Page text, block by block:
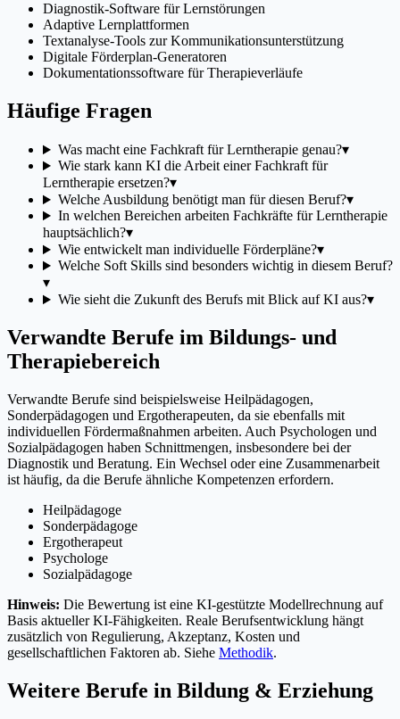
Diagnostik-Software für Lernstörungen
Adaptive Lernplattformen
Textanalyse-Tools zur Kommunikationsunterstützung
Digitale Förderplan-Generatoren
Dokumentationssoftware für Therapieverläufe
Häufige Fragen
Was macht eine Fachkraft für Lerntherapie genau?▾
Wie stark kann KI die Arbeit einer Fachkraft für
Lerntherapie ersetzen?▾
Welche Ausbildung benötigt man für diesen Beruf?▾
In welchen Bereichen arbeiten Fachkräfte für Lerntherapie
hauptsächlich?▾
Wie entwickelt man individuelle Förderpläne?▾
Welche Soft Skills sind besonders wichtig in diesem Beruf?
▾
Wie sieht die Zukunft des Berufs mit Blick auf KI aus?▾
Verwandte Berufe im Bildungs- und
Therapiebereich
Verwandte Berufe sind beispielsweise Heilpädagogen,
Sonderpädagogen und Ergotherapeuten, da sie ebenfalls mit
individuellen Fördermaßnahmen arbeiten. Auch Psychologen und
Sozialpädagogen haben Schnittmengen, insbesondere bei der
Diagnostik und Beratung. Ein Wechsel oder eine Zusammenarbeit
ist häufig, da die Berufe ähnliche Kompetenzen erfordern.
Heilpädagoge
Sonderpädagoge
Ergotherapeut
Psychologe
Sozialpädagoge
Hinweis: Die Bewertung ist eine KI-gestützte Modellrechnung auf
Basis aktueller KI-Fähigkeiten. Reale Berufsentwicklung hängt
zusätzlich von Regulierung, Akzeptanz, Kosten und
gesellschaftlichen Faktoren ab. Siehe Methodik.
Weitere Berufe in Bildung & Erziehung